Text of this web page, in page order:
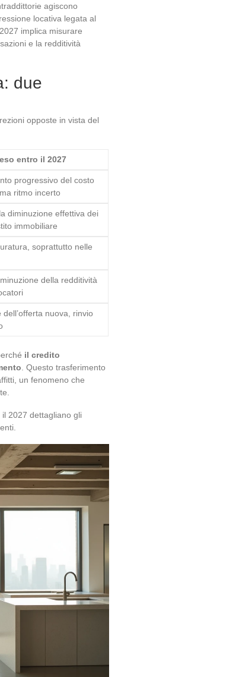
agiscono
locativa legata al
implica misurare
e la redditività
due
opposte in vista del
entro il 2027
progressivo del costo
ritmo incerto
diminuzione effettiva dei
immobiliare
soprattutto nelle
della redditività
nuova, rinvio
il credito
. Questo trasferimento
un fenomeno che
2027 dettagliano gli